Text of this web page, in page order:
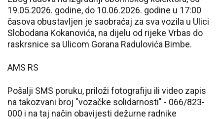
19.05.2026. godine, do 10.06.2026. godine u 17:00
časova obustavljen je saobraćaj za sva vozila u Ulici
Slobodana Kokanovića, na dijelu od rijeke Vrbas do
raskrsnice sa Ulicom Gorana Radulovića Bimbe.
AMS RS
Pošalji SMS poruku, priloži fotografiju ili video zapis
na takozvani broj "vozačke solidarnosti" - 066/823-
000 i na taj način obavijesti dežurne radnike